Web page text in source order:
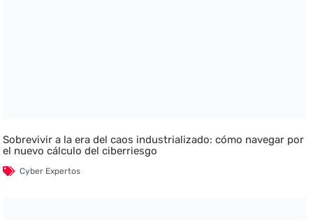
Sobrevivir a la era del caos industrializado: cómo navegar por
el nuevo cálculo del ciberriesgo
Cyber Expertos